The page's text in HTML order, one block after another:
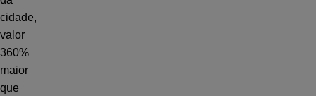
cidade,
valor
360%
maior
que